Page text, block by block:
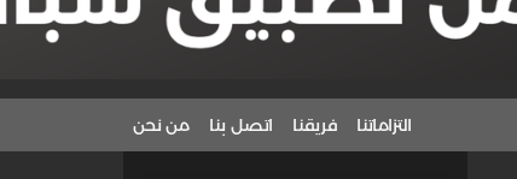
التزاماتنا فريقنا اتصل بنا من نحن